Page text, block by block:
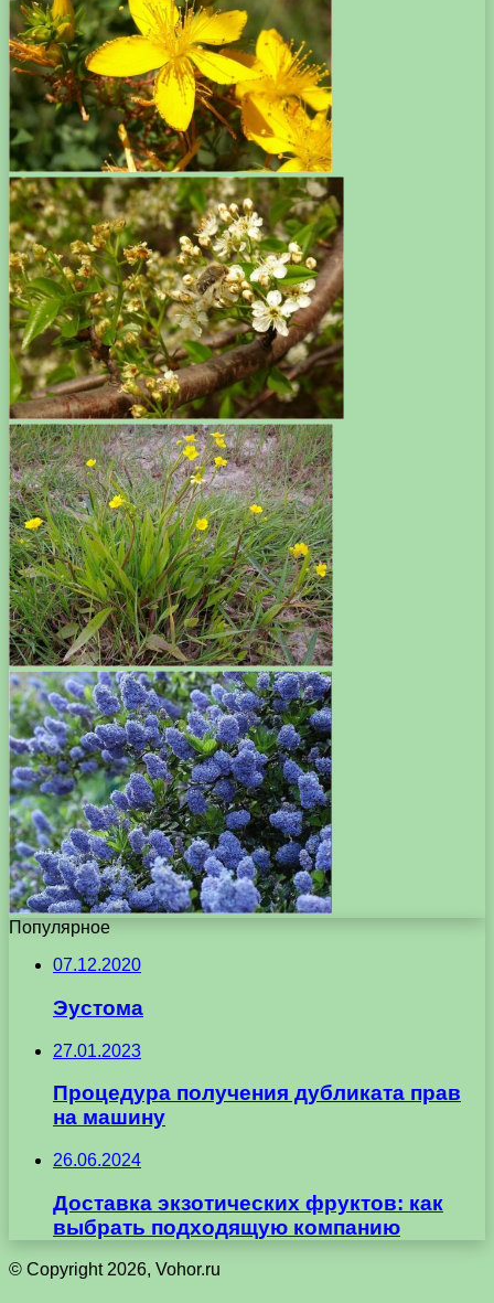
Популярное
07.12.2020
Эустома
27.01.2023
Процедура получения дубликата прав
на машину
26.06.2024
Доставка экзотических фруктов: как
выбрать подходящую компанию
© Copyright 2026, Vohor.ru